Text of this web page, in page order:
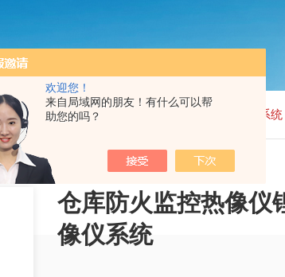
欢迎您！
来自局域网的朋友！有什么可以帮
助您的吗？
热像仪锂电池暂存库在线监测测温红外热成像仪系统
仓库防火监控热像仪
像仪系统